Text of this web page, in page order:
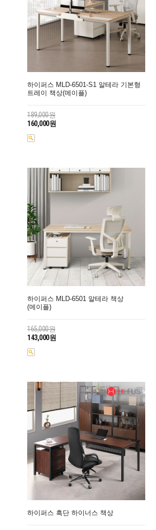
하이퍼스 MLD-6501-S1 알테라 기본형
트레이 책상(메이플)
189,000원
160,000원
하이퍼스 MLD-6501 알테라 책상
(메이플)
165,000원
143,000원
하이퍼스 흑단 하이너스 책상